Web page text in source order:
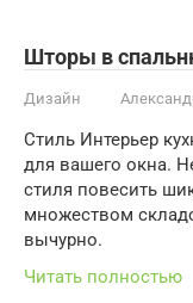
Шторы в
Дизайн
Стиль Интерьер
для вашего окна.
стиля повесить
множеством
вычурно.
Читать полностью